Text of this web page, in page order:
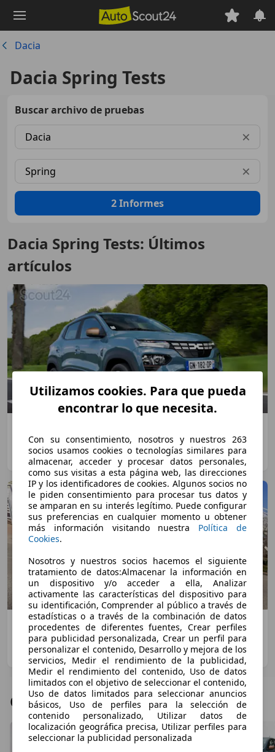
principal
Utilizamos cookies. Para que pueda
encontrar lo que necesita.
Con su consentimiento, nosotros y nuestros 263
socios usamos cookies o tecnologías similares para
almacenar, acceder y procesar datos personales,
como sus visitas a esta página web, las direcciones
IP y los identificadores de cookies. Algunos socios no
le piden consentimiento para procesar tus datos y
se amparan en su interés legítimo. Puede configurar
sus preferencias en cualquier momento u obtener
más información visitando nuestra Política de
Cookies.
Nosotros y nuestros socios hacemos el siguiente
tratamiento de datos:Almacenar la información en
un dispositivo y/o acceder a ella, Analizar
activamente las características del dispositivo para
su identificación, Comprender al público a través de
estadísticas o a través de la combinación de datos
procedentes de diferentes fuentes, Crear perfiles
para publicidad personalizada, Crear un perfil para
personalizar el contenido, Desarrollo y mejora de los
servicios, Medir el rendimiento de la publicidad,
Medir el rendimiento del contenido, Uso de datos
limitados con el objetivo de seleccionar el contenido,
Uso de datos limitados para seleccionar anuncios
básicos, Uso de perfiles para la selección de
contenido personalizado, Utilizar datos de
localización geográfica precisa, Utilizar perfiles para
seleccionar la publicidad personalizada
Dacia
Dacia Spring Tests
Buscar archivo de pruebas
Marca
×
Modelo ×
2Informes
Dacia Spring Tests: Últimos
artículos
evolución natural
Karam el Shenawy · 30/05/2023 7 minutos de lectura
VÍDEO | Prueba del Dacia Spring 100% eléctrico:
¿el mejor coche de ciudad?
14/03/2022 · 4 minutos de lectura
Ofertas de Dacia Spring